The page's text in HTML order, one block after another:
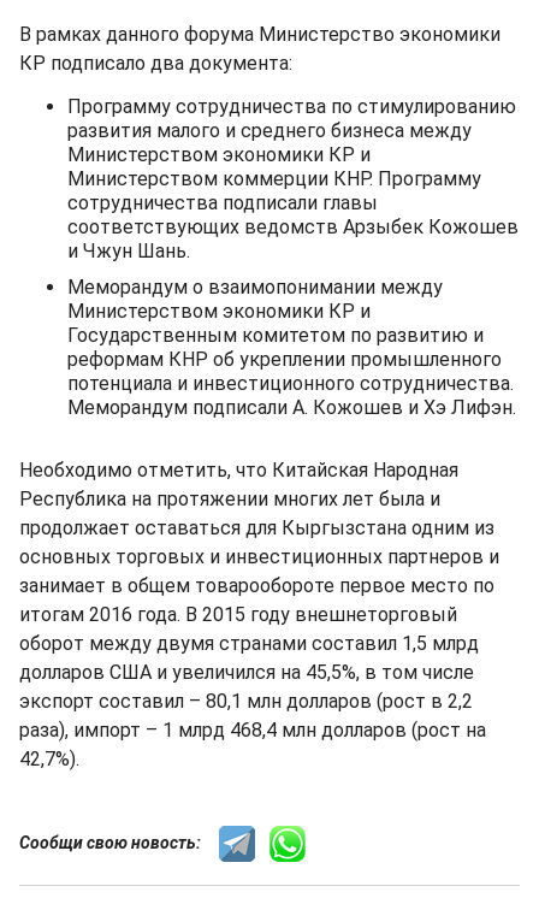
В рамках данного форума Министерство экономики
КР подписало два документа:
Программу сотрудничества по стимулированию
развития малого и среднего бизнеса между
Министерством экономики КР и
Министерством коммерции КНР. Программу
сотрудничества подписали главы
соответствующих ведомств Арзыбек Кожошев
и Чжун Шань.
Меморандум о взаимопонимании между
Министерством экономики КР и
Государственным комитетом по развитию и
реформам КНР об укреплении промышленного
потенциала и инвестиционного сотрудничества.
Меморандум подписали А. Кожошев и Хэ Лифэн.
Необходимо отметить, что Китайская Народная
Республика на протяжении многих лет была и
продолжает оставаться для Кыргызстана одним из
основных торговых и инвестиционных партнеров и
занимает в общем товарообороте первое место по
итогам 2016 года. В 2015 году внешнеторговый
оборот между двумя странами составил 1,5 млрд
долларов США и увеличился на 45,5%, в том числе
экспорт составил – 80,1 млн долларов (рост в 2,2
раза), импорт – 1 млрд 468,4 млн долларов (рост на
42,7%).
Сообщи свою новость: